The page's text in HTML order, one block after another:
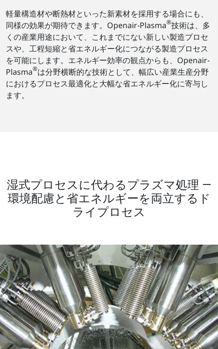
軽量構造材や断熱材といった新素材を採用する場合にも、
同様の効果が期待できます。Openair-Plasma®技術は、多
くの産業用途において、これまでにない新しい製造プロセ
スや、工程短縮と省エネルギー化につながる製造プロセス
を可能にします。エネルギー効率の観点からも、Openair-
Plasma®は分野横断的な技術として、幅広い産業生産分野
におけるプロセス最適化と大幅な省エネルギー化に寄与し
ます。
湿式プロセスに代わるプラズマ処理 ―
環境配慮と省エネルギーを両立するド
ライプロセス